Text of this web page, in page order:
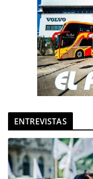
ENTREVISTAS